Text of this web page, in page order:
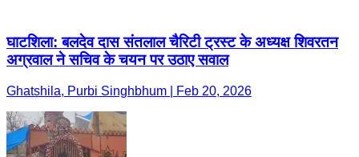
घाटशिला: बलदेव दास संतलाल चैरिटी ट्रस्ट के अध्यक्ष शिवरतन
अग्रवाल ने सचिव के चयन पर उठाए सवाल
Ghatshila, Purbi Singhbhum | Feb 20, 2026